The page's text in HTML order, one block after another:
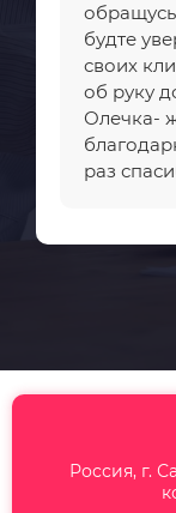
будте
своих
об руку
Олечка-
раз
Россия, г.